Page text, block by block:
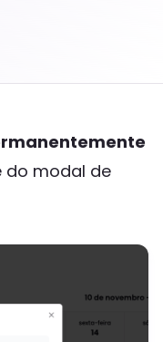
do modal de